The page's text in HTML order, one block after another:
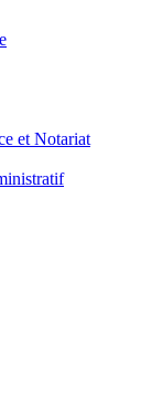
et Notariat